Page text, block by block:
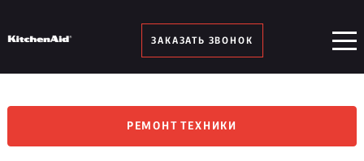
ЗАКАЗАТЬ ЗВОНОК
РЕМОНТ ТЕХНИКИ